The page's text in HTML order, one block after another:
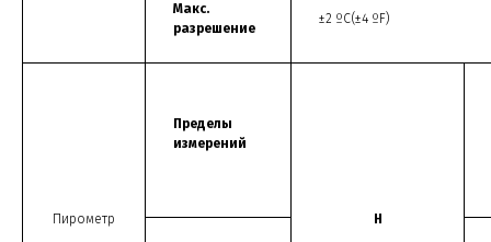
Макс.
разрешение
±2 ºС(±4 ºF)
Пирометр
Пределы
измерений
Н